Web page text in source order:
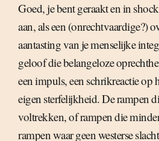
Goed, je bent geraakt en in
aan, als een (onrechtvaardige?)
aantasting van je menselijke
geloof die belangeloze
een impuls, een schrikreactie op
eigen sterfelijkheid. De rampen
voltrekken, of rampen die
rampen waar geen westerse